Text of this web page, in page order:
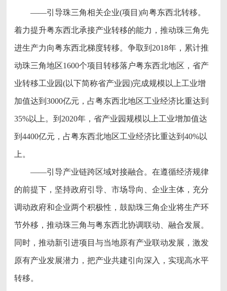
——引导珠三角相关企业(项目)向粤东西北转移。
着力提升粤东西北承接产业转移的能力，推动珠三角先
进生产力向粤东西北梯度转移。争取到2018年，累计推
动珠三角地区1600个项目转移落户粤东西北地区，省产
业转移工业园(以下简称省产业园)完成规模以上工业增
加值达到3000亿元，占粤东西北地区工业经济比重达到
35%以上。到2020年，省产业园规模以上工业增加值达
到4400亿元，占粤东西北地区工业经济比重达到40%以
上。
——引导产业链跨区域对接融合。在遵循经济规律
的前提下，坚持政府引导、市场导向、企业主体，充分
调动政府和企业两个积极性，鼓励珠三角企业将生产环
节外移，推动珠三角与粤东西北协调联动、融合发展。
同时，推动新引进项目与当地原有产业联动发展，激发
原有产业发展潜力，把产业共建引向深入，实现高水平
转移。